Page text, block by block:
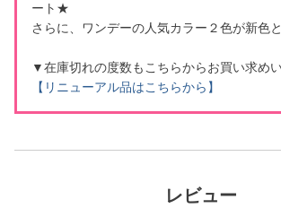
ート★
さらに、ワンデーの人気カラー２色が新色
▼在庫切れの度数もこちらからお買い求め
【リニューアル品はこちらから】
レビュー